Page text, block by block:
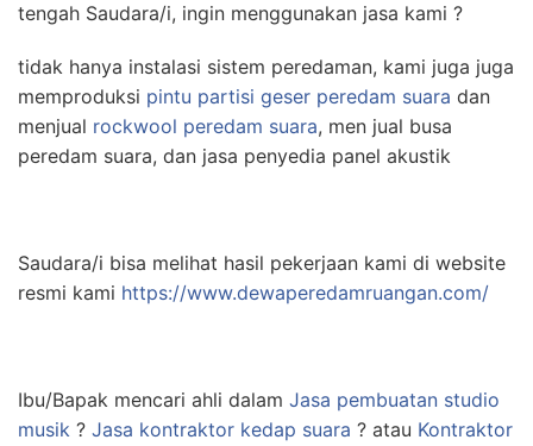
tengah Saudara/i, ingin menggunakan jasa kami ?
tidak hanya instalasi sistem peredaman, kami juga juga
memproduksi pintu partisi geser peredam suara dan
menjual rockwool peredam suara, men jual busa
peredam suara, dan jasa penyedia panel akustik
Saudara/i bisa melihat hasil pekerjaan kami di website
resmi kami https://www.dewaperedamruangan.com/
Ibu/Bapak mencari ahli dalam Jasa pembuatan studio
musik ? Jasa kontraktor kedap suara ? atau Kontraktor